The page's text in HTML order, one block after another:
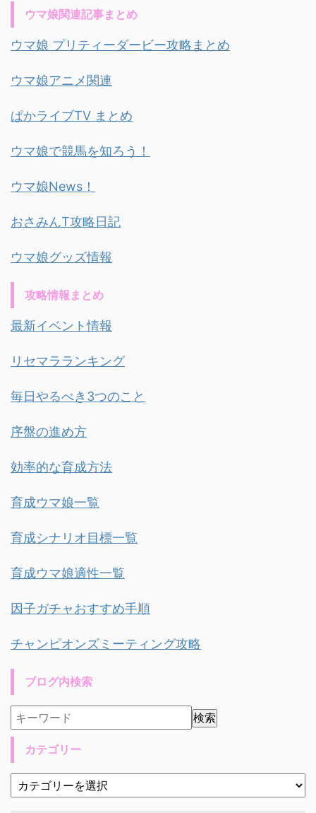
ウマ娘関連記事まとめ
ウマ娘 プリティーダービー攻略まとめ
ウマ娘アニメ関連
ぱかライブTV まとめ
ウマ娘で競馬を知ろう！
ウマ娘News！
おさみんT攻略日記
ウマ娘グッズ情報
攻略情報まとめ
最新イベント情報
リセマラランキング
毎日やるべき3つのこと
序盤の進め方
効率的な育成方法
育成ウマ娘一覧
育成シナリオ目標一覧
育成ウマ娘適性一覧
因子ガチャおすすめ手順
チャンピオンズミーティング攻略
ブログ内検索
カテゴリー